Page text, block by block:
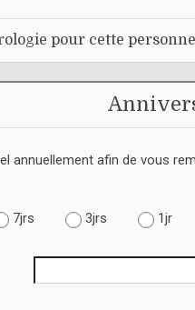
pour cette
annuellement afin de vous
7jrs 3jrs 1jr